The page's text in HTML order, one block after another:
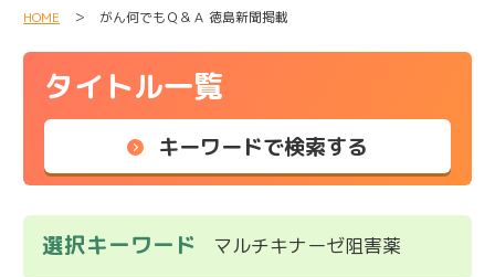
HOME ＞ がん何でもＱ＆Ａ 徳島新聞掲載
タイトル一覧
キーワードで検索する
選択キーワード マルチキナーゼ阻害薬